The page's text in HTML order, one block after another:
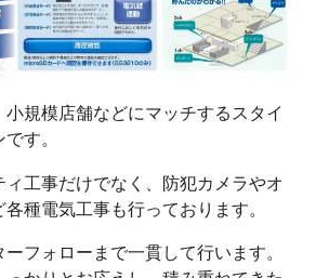
小規模店舗などにマッチするスタイ
す。
工事だけでなく、防犯カメラやオ
種電気工事も行っております。
フォローまで一貫して行います。